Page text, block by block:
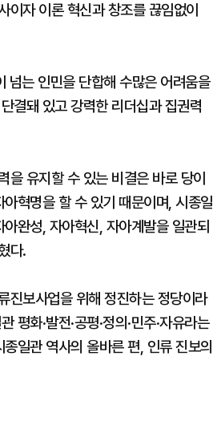
자 이론 혁신과 창조를 끊임없이
넘는 인민을 단합해 수많은 어려움을
결돼 있고 강력한 리더십과 집권력
유지할 수 있는 비결은 바로 당이
혁명을 할 수 있기 때문이며, 시종일
완성, 자아혁신, 자아계발을 일관되
다.
진보사업을 위해 정진하는 정당이라
화·발전·공평·정의·민주·자유라는
일관 역사의 올바른 편, 인류 진보의